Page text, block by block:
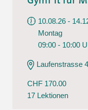
10.08.26 -
Montag
09:00 - 10:00
Laufenstrasse
CHF 170.00
17 Lektionen